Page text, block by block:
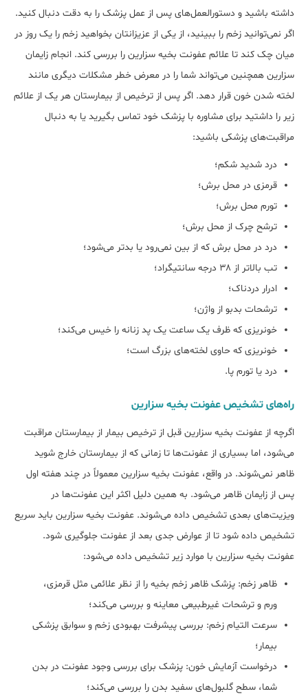
داشته باشید و دستورالعمل‌های پس از عمل پزشک را به دقت دنبال کنید.
اگر نمی‌توانید زخم را ببینید، از یکی از عزیزانتان بخواهید زخم را یک روز در
میان چک کند تا علائم عفونت بخیه سزارین را بررسی کند. انجام زایمان
سزارین همچنین می‌تواند شما را در معرض خطر مشکلات دیگری مانند
لخته شدن خون قرار دهد. اگر پس از ترخیص از بیمارستان هر یک از علائم
زیر را داشتید برای مشاوره با پزشک خود تماس بگیرید یا به دنبال
مراقبت‌های پزشکی باشید:
درد شدید شکم؛
قرمزی در محل برش؛
تورم محل برش؛
ترشح چرک از محل برش؛
درد در محل برش که از بین نمی‌رود یا بدتر می‌شود؛
تب بالاتر از ۳۸ درجه سانتیگراد؛
ادرار دردناک؛
ترشحات بدبو از واژن؛
خونریزی که ظرف یک ساعت یک پد زنانه را خیس می‌کند؛
خونریزی که حاوی لخته‌های بزرگ است؛
درد یا تورم پا.
راه‌های تشخیص عفونت بخیه سزارین
اگرچه از عفونت‌ بخیه سزارین قبل از ترخیص بیمار از بیمارستان مراقبت
می‌شود، اما بسیاری از عفونت‌ها تا زمانی که از بیمارستان خارج شوید
ظاهر نمی‌شوند. در واقع، عفونت‌ بخیه سزارین معمولاً در چند هفته اول
پس از زایمان ظاهر می‌شود. به همین دلیل اکثر این عفونت‌ها در
ویزیت‌های بعدی تشخیص داده می‌شوند. عفونت بخیه سزارین باید سریع
تشخیص داده شود تا از عوارض جدی بعد از عفونت جلوگیری شود.
عفونت بخیه سزارین با موارد زیر تشخیص داده می‌شود:
ظاهر زخم: پزشک ظاهر زخم بخیه را از نظر علائمی مثل قرمزی،
ورم و ترشحات غیرطبیعی معاینه و بررسی می‌کند؛
سرعت التیام زخم: بررسی پیشرفت بهبودی زخم و سوابق پزشکی
بیمار؛
درخواست آزمایش خون: پزشک برای بررسی وجود عفونت در بدن
شما، سطح گلبول‌های سفید بدن را بررسی می‌کند؛